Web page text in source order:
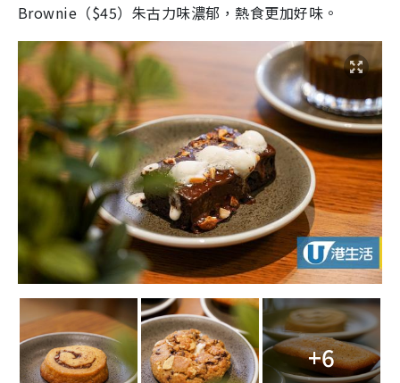
Brownie（$45）朱古力味濃郁，熱食更加好味。
+6